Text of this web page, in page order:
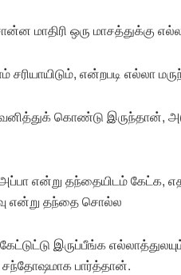
மாதிரி ஒரு மாசத்துக்கு
சரியாயிடும், என்றபடி எல்லா
கொண்டு இருந்தான்,
என்று தந்தையிடம் கேட்க,
என்று தந்தை சொல்ல
இருப்பீங்க
பார்த்தான்.